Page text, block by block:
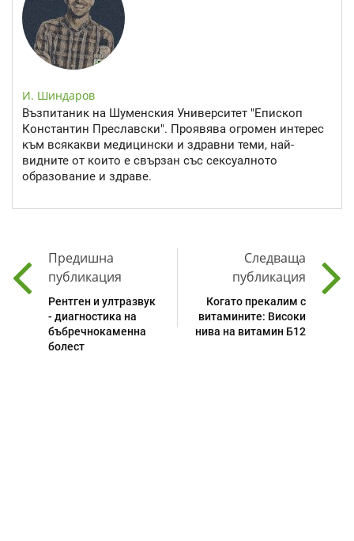
И. Шиндаров
Възпитаник на Шуменския Университет "Епископ
Константин Преславски". Проявява огромен интерес
към всякакви медицински и здравни теми, най-
видните от които е свързан със сексуалното
образование и здраве.
Предишна
публикация
Рентген и ултразвук
- диагностика на
бъбречнокаменна
болест
Следваща
публикация
Когато прекалим с
витамините: Високи
нива на витамин Б12